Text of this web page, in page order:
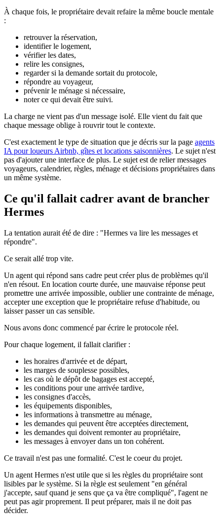
À chaque fois, le propriétaire devait refaire la même boucle mentale
:
retrouver la réservation,
identifier le logement,
vérifier les dates,
relire les consignes,
regarder si la demande sortait du protocole,
répondre au voyageur,
prévenir le ménage si nécessaire,
noter ce qui devait être suivi.
La charge ne vient pas d'un message isolé. Elle vient du fait que
chaque message oblige à rouvrir tout le contexte.
C'est exactement le type de situation que je décris sur la page agents
IA pour loueurs Airbnb, gîtes et locations saisonnières. Le sujet n'est
pas d'ajouter une interface de plus. Le sujet est de relier messages
voyageurs, calendrier, règles, ménage et décisions propriétaires dans
un même système.
Ce qu'il fallait cadrer avant de brancher
Hermes
La tentation aurait été de dire : "Hermes va lire les messages et
répondre".
Ce serait allé trop vite.
Un agent qui répond sans cadre peut créer plus de problèmes qu'il
n'en résout. En location courte durée, une mauvaise réponse peut
promettre une arrivée impossible, oublier une contrainte de ménage,
accepter une exception que le propriétaire refuse d'habitude, ou
laisser passer un cas sensible.
Nous avons donc commencé par écrire le protocole réel.
Pour chaque logement, il fallait clarifier :
les horaires d'arrivée et de départ,
les marges de souplesse possibles,
les cas où le dépôt de bagages est accepté,
les conditions pour une arrivée tardive,
les consignes d'accès,
les équipements disponibles,
les informations à transmettre au ménage,
les demandes qui peuvent être acceptées directement,
les demandes qui doivent remonter au propriétaire,
les messages à envoyer dans un ton cohérent.
Ce travail n'est pas une formalité. C'est le coeur du projet.
Un agent Hermes n'est utile que si les règles du propriétaire sont
lisibles par le système. Si la règle est seulement "en général
j'accepte, sauf quand je sens que ça va être compliqué", l'agent ne
peut pas agir proprement. Il peut préparer, mais il ne doit pas
décider.